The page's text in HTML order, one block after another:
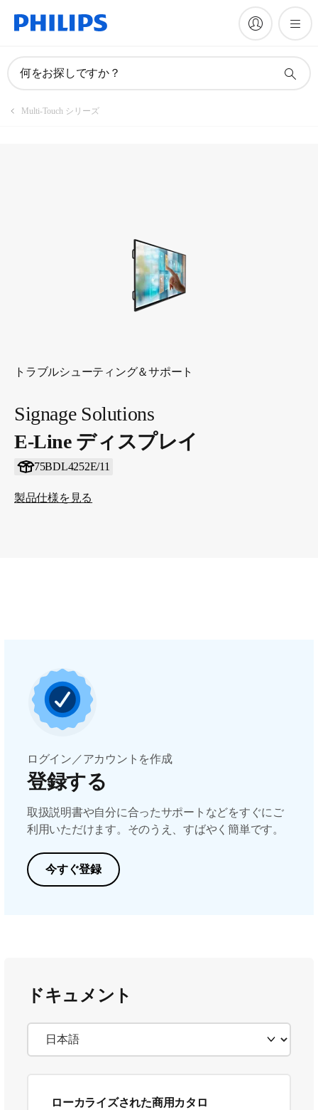
何をお探しですか？
Multi-Touch シリーズ
トラブルシューティング＆サポート
Signage Solutions
E-Line ディスプレイ
75BDL4252E/11
製品仕様を見る
製品を登録
ログイン／アカウントを作成
登録する
取扱説明書や自分に合ったサポートなどをすぐにご
利用いただけます。そのうえ、すばやく簡単です。
今すぐ登録
ドキュメント
ローカライズされた商用カタロ